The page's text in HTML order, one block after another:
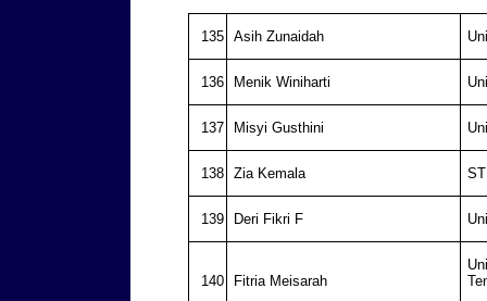
135 Asih Zunaidah
136 Menik Winiharti
137 Misyi Gusthini
138 Zia Kemala
139 Deri Fikri F
140 Fitria Meisarah